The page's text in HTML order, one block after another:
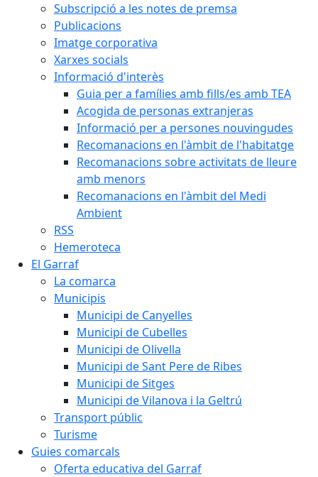
Subscripció a les notes de premsa
Publicacions
Imatge corporativa
Xarxes socials
Informació d'interès
Guia per a famílies amb fills/es amb TEA
Acogida de personas extranjeras
Informació per a persones nouvingudes
Recomanacions en l'àmbit de l'habitatge
Recomanacions sobre activitats de lleure
amb menors
Recomanacions en l'àmbit del Medi
Ambient
RSS
Hemeroteca
El Garraf
La comarca
Municipis
Municipi de Canyelles
Municipi de Cubelles
Municipi de Olivella
Municipi de Sant Pere de Ribes
Municipi de Sitges
Municipi de Vilanova i la Geltrú
Transport públic
Turisme
Guies comarcals
Oferta educativa del Garraf